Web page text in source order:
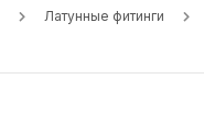
Латунные фитинги